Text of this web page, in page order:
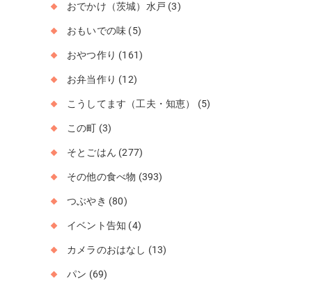
おでかけ（茨城）水戸 (3)
おもいでの味 (5)
おやつ作り (161)
お弁当作り (12)
こうしてます（工夫・知恵） (5)
この町 (3)
そとごはん (277)
その他の食べ物 (393)
つぶやき (80)
イベント告知 (4)
カメラのおはなし (13)
パン (69)